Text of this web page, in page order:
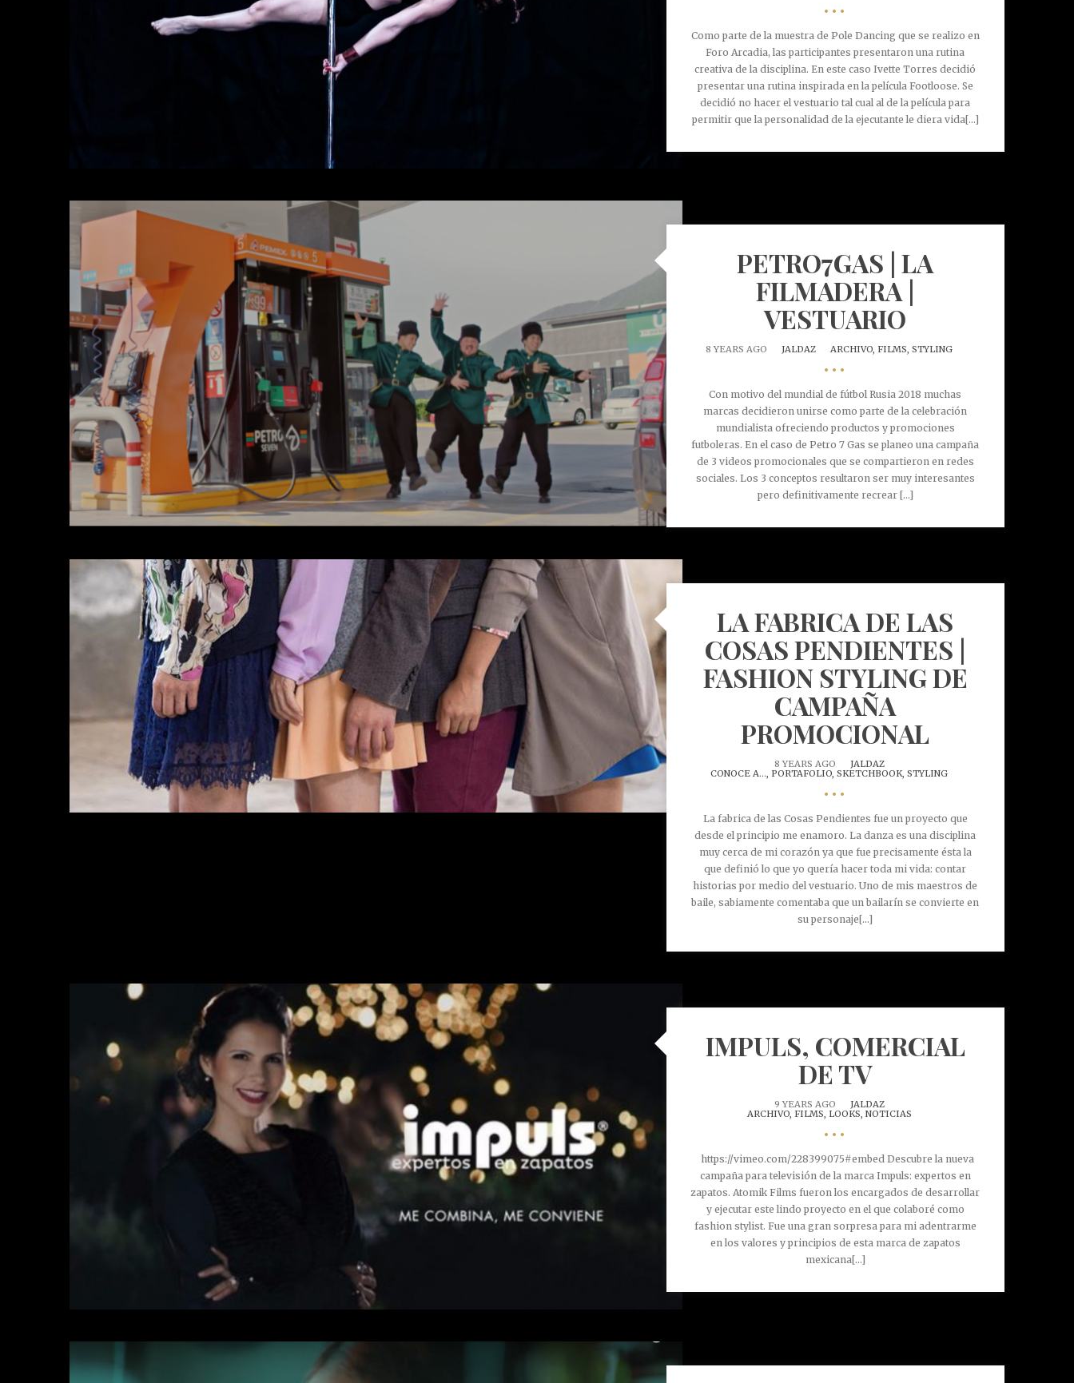
•••
Como parte de la muestra de Pole Dancing que se realizo en
Foro Arcadia, las participantes presentaron una rutina
creativa de la disciplina. En este caso Ivette Torres decidió
presentar una rutina inspirada en la película Footloose. Se
decidió no hacer el vestuario tal cual al de la película para
permitir que la personalidad de la ejecutante le diera vida[...]
PETRO7GAS | LA
FILMADERA |
VESTUARIO
8 YEARS AGO JALDAZ ARCHIVO, FILMS,STYLING
•••
Con motivo del mundial de fútbol Rusia 2018 muchas
marcas decidieron unirse como parte de la celebración
mundialista ofreciendo productos y promociones
futboleras. En el caso de Petro 7 Gas se planeo una campaña
de 3 videos promocionales que se compartieron en redes
sociales. Los 3 conceptos resultaron ser muy interesantes
pero definitivamente recrear [...]
LA FABRICA DE LAS
COSAS PENDIENTES |
FASHION STYLING DE
CAMPAÑA
PROMOCIONAL
8 YEARS AGO
JALDAZ
CONOCE A..., PORTAFOLIO,SKETCHBOOK,STYLING
•••
La fabrica de las Cosas Pendientes fue un proyecto que
desde el principio me enamoro. La danza es una disciplina
muy cerca de mi corazón ya que fue precisamente ésta la
que definió lo que yo quería hacer toda mi vida: contar
historias por medio del vestuario. Uno de mis maestros de
baile, sabiamente comentaba que un bailarín se convierte en
su personaje[...]
IMPULS, COMERCIAL
DE TV
9 YEARS AGO
JALDAZ
ARCHIVO, FILMS, LOOKS, NOTICIAS
•••
https://vimeo.com/228399075#embed Descubre la nueva
campaña para televisión de la marca Impuls: expertos en
zapatos. Atomik Films fueron los encargados de desarrollar
y ejecutar este lindo proyecto en el que colaboré como
fashion stylist. Fue una gran sorpresa para mi adentrarme
en los valores y principios de esta marca de zapatos
mexicana[...]